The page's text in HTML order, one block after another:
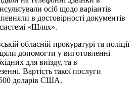
осіб щодо варіантів
в достовірності документів
«Шлях».
обласній прокуратурі та поліції
допомогти у виготовленні
для виїзду, та в
Вартість такої послуги
доларів США.